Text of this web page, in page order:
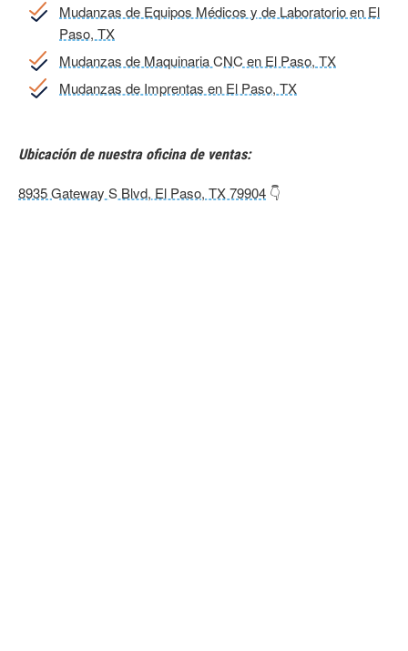
Mudanzas de Equipos Médicos y de Laboratorio en El
Paso, TX
Mudanzas de Maquinaria CNC en El Paso, TX
Mudanzas de Imprentas en El Paso, TX
Ubicación de nuestra oficina de ventas:
8935 Gateway S Blvd, El Paso, TX 79904 👇